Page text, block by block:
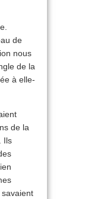
de
nous
de la
à elle-
de la
Ils
savaient